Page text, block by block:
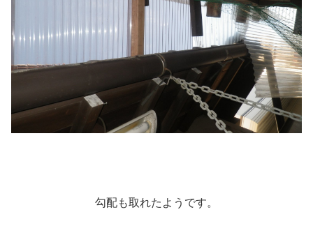
勾配も取れたようです。